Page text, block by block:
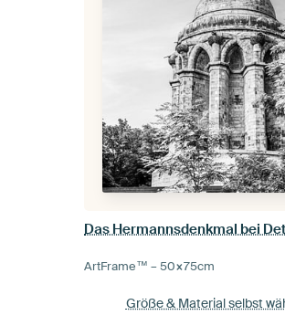
Das Hermannsdenkmal bei
ArtFrame™ –50×75cm
Größe & Material selbst